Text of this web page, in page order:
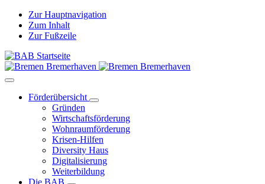
Zur Hauptnavigation
Zum Inhalt
Zur Fußzeile
Förderübersicht
Gründen
Wirtschaftsförderung
Wohnraumförderung
Krisen-Hilfen
Diversity Haus
Digitalisierung
Weiterbildung
Die BAB